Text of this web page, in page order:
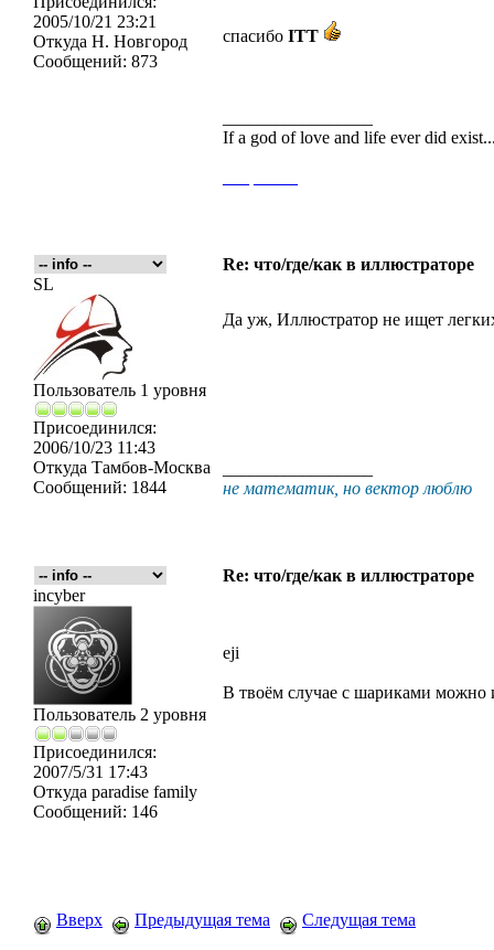
2005/10/21 23:21
Откуда Н. Новгород
Сообщений: 873
спасибо ITT
If a god of love and life ever did
Re: что/где/как в иллюстраторе
SL
Пользователь 1 уровня
Присоединился:
2006/10/23 11:43
Откуда Тамбов-Москва
Сообщений: 1844
Да уж, Иллюстратор не ищет
не математик, но вектор люблю
Re: что/где/как в иллюстраторе
incyber
Пользователь 2 уровня
Присоединился:
2007/5/31 17:43
Откуда paradise family
Сообщений: 146
eji
В твоём случае с шариками можно
Вверх Предыдущая тема Следущая тема